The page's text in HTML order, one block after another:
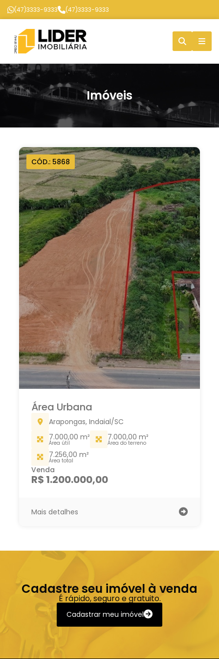
(47)3333-9333 (47)3333-9333
Imóveis
CÓD.: 5868
Área Urbana
Arapongas, Indaial/SC
7.000,00 m²
Área útil
7.000,00 m²
Área do terreno
7.256,00 m²
Área total
Venda
R$ 1.200.000,00
Mais detalhes
Cadastre seu imóvel à venda
É rápido, seguro e gratuito.
Cadastrar meu imóvel